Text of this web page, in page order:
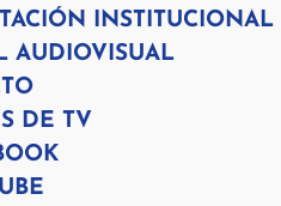
INSTITUCIONAL
AUDIOVISUAL
DE TV